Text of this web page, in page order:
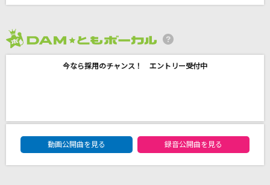
[生音]もう一度札幌
DAN DAN 心魅かれてく
今なら採用のチャンス！ エントリー受付中
DAM★ともボーカルエントリーランキング
動画公開曲を見る
録音公開曲を見る